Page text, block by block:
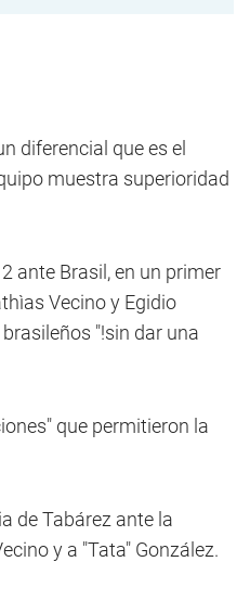
diferencial que es el
muestra superioridad
ante Brasil, en un primer
Vecino y Egidio
"!sin dar una
que permitieron la
de Tabárez ante la
y a "Tata" González.